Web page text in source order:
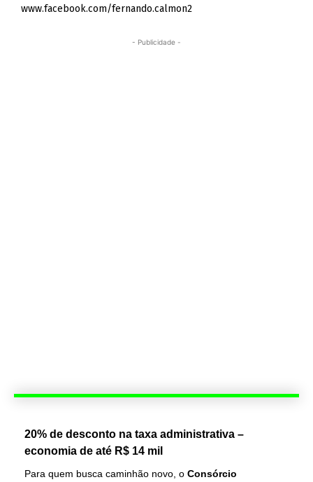
www.facebook.com/fernando.calmon2
- Publicidade -
20% de desconto na taxa administrativa –
economia de até R$ 14 mil
Para quem busca caminhão novo, o Consórcio